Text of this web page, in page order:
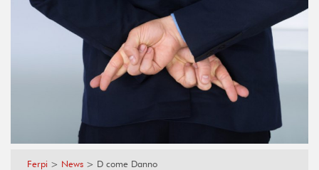
Ferpi > News > D come Danno